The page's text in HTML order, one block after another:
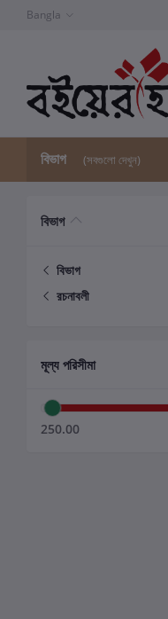
Bangla
বিভাগ (সবগুলো দেখুন)
বিভাগ
বিভাগ
রচনাবলী
মূল্য পরিসীমা
250.00